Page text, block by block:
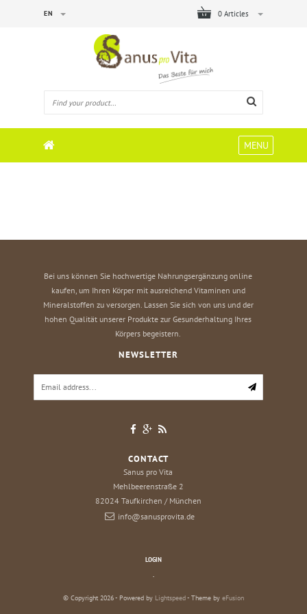
0 Articles
EN
MENU
Bei uns können Sie hochwertige Nahrungsergänzung online
kaufen, um Ihren Körper mit ausreichend Vitaminen und
Mineralstoffen zu versorgen. Lassen Sie sich von uns und der
hohen Qualität unserer Produkte zur Gesunderhaltung Ihres
Körpers begeistern.
NEWSLETTER
CONTACT
Sanus pro Vita
Mehlbeerenstraße 2
82024 Taufkirchen / München
info@sanusprovita.de
LOGIN
© Copyright 2026 - Powered by Lightspeed- Theme by eFusion